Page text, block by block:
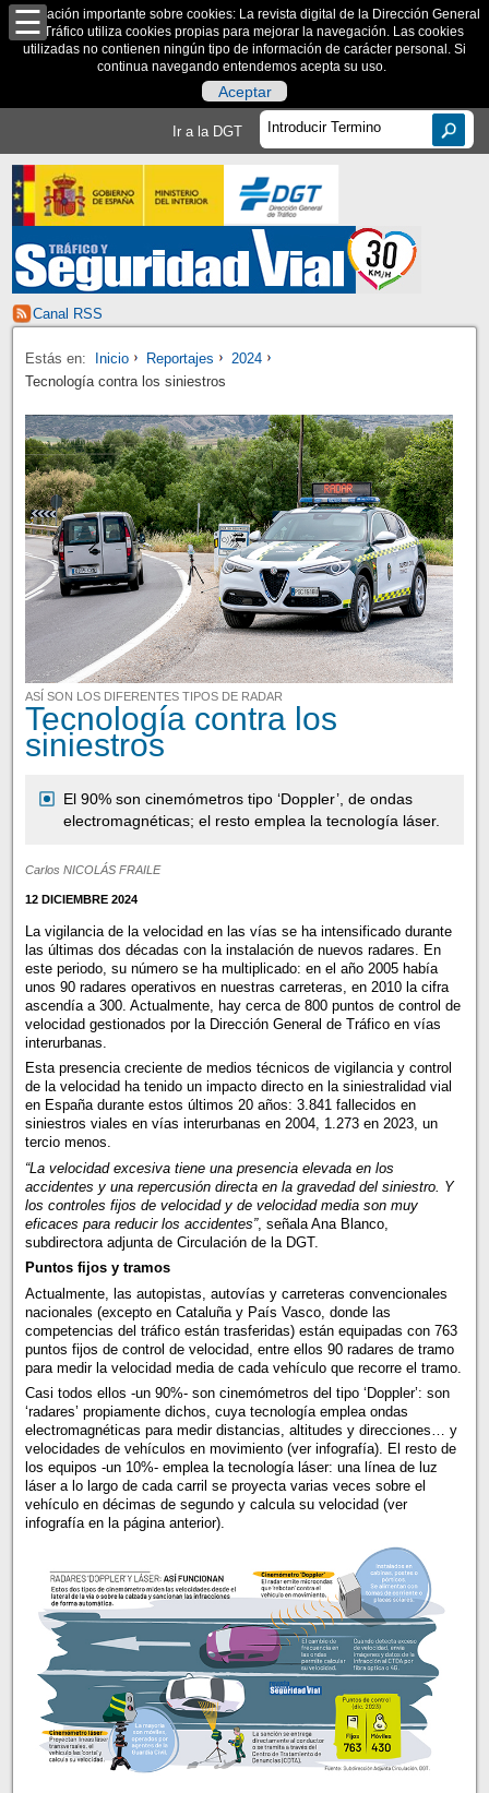
Información importante sobre cookies: La revista digital de la Dirección General
de Tráfico utiliza cookies propias para mejorar la navegación. Las cookies
utilizadas no contienen ningún tipo de información de carácter personal. Si
continua navegando entendemos acepta su uso.
Aceptar
Ir a la DGT
Canal RSS
Estás en: Inicio Reportajes
2024
Tecnología contra los siniestros
ASÍ SON LOS DIFERENTES TIPOS DE RADAR
Tecnología contra los
siniestros
El 90% son cinemómetros tipo ‘Doppler’, de ondas
electromagnéticas; el resto emplea la tecnología láser.
Carlos NICOLÁS FRAILE
12 DICIEMBRE 2024
La vigilancia de la velocidad en las vías se ha intensificado durante
las últimas dos décadas con la instalación de nuevos radares. En
este periodo, su número se ha multiplicado: en el año 2005 había
unos 90 radares operativos en nuestras carreteras, en 2010 la cifra
ascendía a 300. Actualmente, hay cerca de 800 puntos de control de
velocidad gestionados por la Dirección General de Tráfico en vías
interurbanas.
Esta presencia creciente de medios técnicos de vigilancia y control
de la velocidad ha tenido un impacto directo en la siniestralidad vial
en España durante estos últimos 20 años: 3.841 fallecidos en
siniestros viales en vías interurbanas en 2004, 1.273 en 2023, un
tercio menos.
“La velocidad excesiva tiene una presencia elevada en los
accidentes y una repercusión directa en la gravedad del siniestro. Y
los controles fijos de velocidad y de velocidad media son muy
eficaces para reducir los accidentes”, señala Ana Blanco,
subdirectora adjunta de Circulación de la DGT.
Puntos fijos y tramos
Actualmente, las autopistas, autovías y carreteras convencionales
nacionales (excepto en Cataluña y País Vasco, donde las
competencias del tráfico están trasferidas) están equipadas con 763
puntos fijos de control de velocidad, entre ellos 90 radares de tramo
para medir la velocidad media de cada vehículo que recorre el tramo.
Casi todos ellos -un 90%- son cinemómetros del tipo ‘Doppler’: son
‘radares’ propiamente dichos, cuya tecnología emplea ondas
electromagnéticas para medir distancias, altitudes y direcciones… y
velocidades de vehículos en movimiento (ver infografía). El resto de
los equipos -un 10%- emplea la tecnología láser: una línea de luz
láser a lo largo de cada carril se proyecta varias veces sobre el
vehículo en décimas de segundo y calcula su velocidad (ver
infografía en la página anterior).